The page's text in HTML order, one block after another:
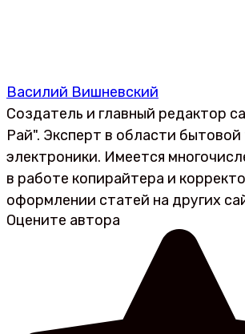
Василий Вишневский
Создатель и главный редактор
Рай". Эксперт в области бытовой
электроники. Имеется
в работе копирайтера и
оформлении статей на других
Оцените автора